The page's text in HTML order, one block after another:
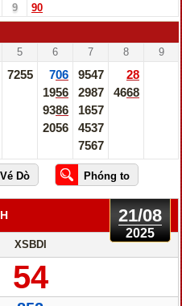
9 90
5 6 7 8 9
7255
706
1956
9386
2056
9547
2987
1657
4537
7567
28
4668
21/08
2025
XSBDI
54